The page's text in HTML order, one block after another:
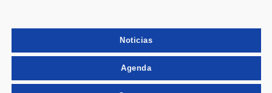
Noticias
Agenda